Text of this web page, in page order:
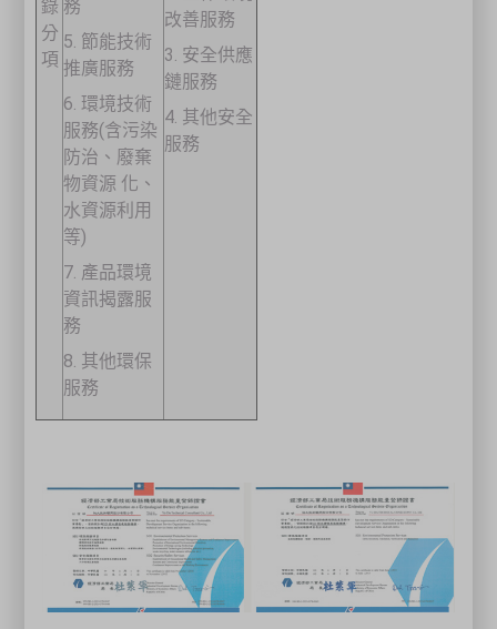
錄
分
項
務
5. 節能技術
推廣服務
6. 環境技術
服務(含污染
防治、廢棄
物資源 化、
水資源利用
等)
7. 產品環境
資訊揭露服
務
8. 其他環保
服務
改善服務
3. 安全供應
鏈服務
4. 其他安全
服務
側LINE圖示，如有職安衛課
程相關事宜皆可諮詢，將有專員在線為您服務。